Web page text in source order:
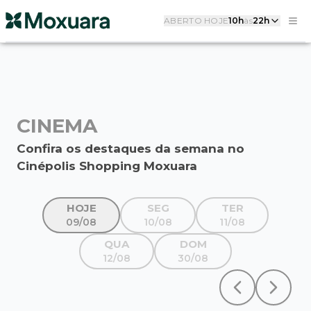
ABERTO HOJE10hàs22h
CINEMA
Confira os destaques da semana no
Cinépolis Shopping Moxuara
HOJE
09/08
SEG
10/08
TER
11/08
QUA
12/08
DOM
30/08
Previous slide
Next